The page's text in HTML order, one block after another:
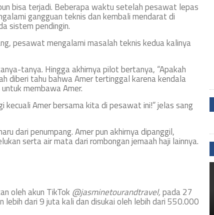
bisa terjadi. Beberapa waktu setelah pesawat lepas
gangguan teknis dan kembali mendarat di
sistem pendingin.
pesawat mengalami masalah teknis kedua kalinya
tanya. Hingga akhirnya pilot bertanya, “Apakah
diberi tahu bahwa Amer tertinggal karena kendala
membawa Amer.
kecuali Amer bersama kita di pesawat ini!” jelas sang
dari penumpang. Amer pun akhirnya dipanggil,
serta air mata dari rombongan jemaah haji lainnya.
oleh akun TikTok @jasminetourandtravel,pada 27
dari 9 juta kali dan disukai oleh lebih dari 550.000